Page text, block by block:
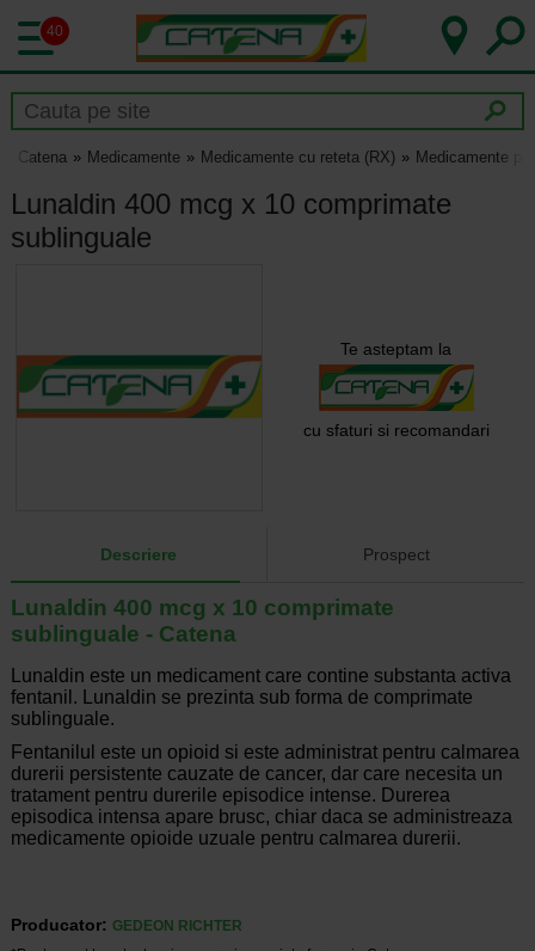
40
Catena Medicamente Medicamente cu reteta (RX) Medicamente
Lunaldin 400 mcg x 10 comprimate
sublinguale
Te asteptam la
cu sfaturi si recomandari
Descriere Prospect
Lunaldin 400 mcg x 10 comprimate
sublinguale - Catena
Lunaldin este un medicament care contine substanta activa
fentanil. Lunaldin se prezinta sub forma de comprimate
sublinguale.
Fentanilul este un opioid si este administrat pentru calmarea
durerii persistente cauzate de cancer, dar care necesita un
tratament pentru durerile episodice intense. Durerea
episodica intensa apare brusc, chiar daca se administreaza
medicamente opioide uzuale pentru calmarea durerii.
Producator: GEDEON RICHTER